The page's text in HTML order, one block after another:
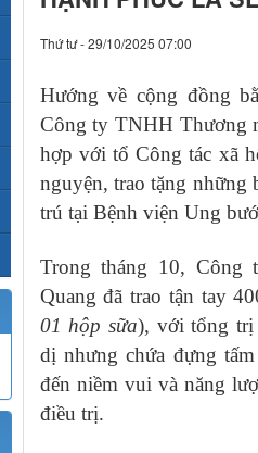
Thứ tư - 29/10/2025 07:00
Hướng về cộng đồng
Công ty TNHH Thương
hợp với tổ Công tác xã
nguyện, trao tặng những
trú tại Bệnh viện Ung
Trong tháng 10,
Quang đã trao tận tay
01 hộp sữa), với tổng trị
dị nhưng chứa đựng
đến niềm vui và năng
điều trị.